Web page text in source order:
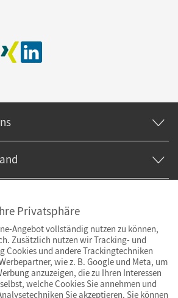
Privatsphäre
Angebot vollständig nutzen zu können,
Zusätzlich nutzen wir Tracking- und
Cookies und andere Trackingtechniken
wie z. B. Google und Meta, um
anzuzeigen, die zu Ihren Interessen
welche Cookies Sie annehmen und
Sie akzeptieren. Sie können